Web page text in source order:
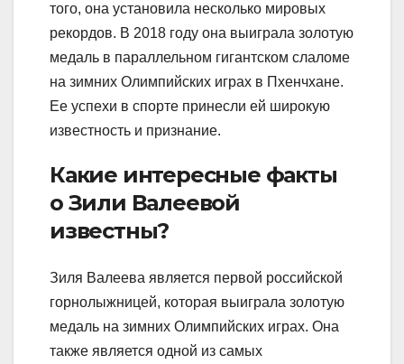
того, она установила несколько мировых
рекордов. В 2018 году она выиграла золотую
медаль в параллельном гигантском слаломе
на зимних Олимпийских играх в Пхенчхане.
Ее успехи в спорте принесли ей широкую
известность и признание.
Какие интересные факты
о Зили Валеевой
известны?
Зиля Валеева является первой российской
горнолыжницей, которая выиграла золотую
медаль на зимних Олимпийских играх. Она
также является одной из самых